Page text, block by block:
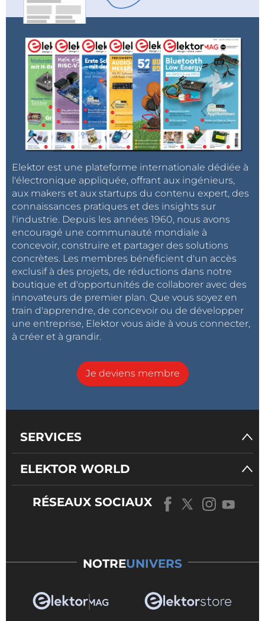
Elektor est une plateforme internationale dédiée à
l'électronique appliquée, offrant aux ingénieurs,
aux makers et aux startups du contenu expert, des
connaissances pratiques et des insights sur
l'industrie. Depuis les années 1960, nous avons
encouragé une communauté mondiale à
concevoir, construire et partager des solutions
concrètes. Les membres bénéficient d'un accès
exclusif à des projets, de réductions dans notre
boutique et d'opportunités de collaborer avec des
innovateurs de premier plan. Que vous soyez en
train d'apprendre, de concevoir ou de développer
une entreprise, Elektor vous aide à vous connecter,
à créer et à grandir.
Je deviens membre
SERVICES
ELEKTOR WORLD
RÉSEAUX SOCIAUX
NOTREUNIVERS